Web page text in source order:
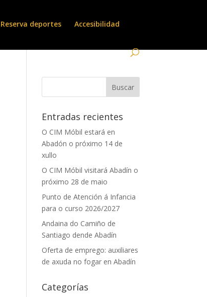
Reserva deportes Accesibilidad
Entradas recientes
O CIM Móbil estará en
Abadón o próximo 14 de
xullo
O CIM Móbil visitará Abadín o
próximo 28 de maio
Punto de Atención á Infancia
para o curso 2026/2027
Andaina do Camiño de
Santiago dende Abadín
Oferta de emprego: auxiliares
de axuda no fogar en Abadín
Categorías